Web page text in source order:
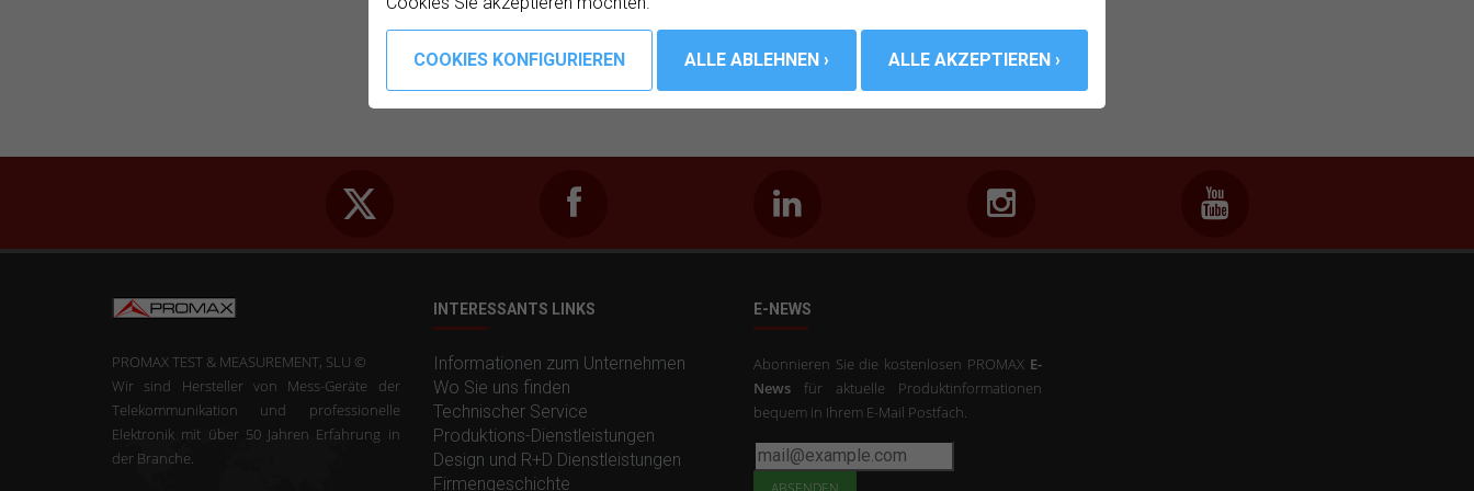
PROMAX TEST & MEASUREMENT, SLU ©
Wir sind Hersteller von Mess-Geräte der
Telekommunikation und professionelle
Elektronik mit über 50 Jahren Erfahrung in
der Branche.
INTERESSANTS LINKS
Informationen zum Unternehmen
Wo Sie uns finden
Technischer Service
Produktions-Dienstleistungen
Design und R+D Dienstleistungen
Firmengeschichte
E-NEWS
Abonnieren Sie die kostenlosen PROMAX E-
News für aktuelle Produktinformationen
bequem in Ihrem E-Mail Postfach.